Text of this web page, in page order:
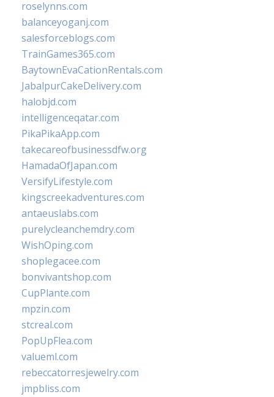
roselynns.com
balanceyoganj.com
salesforceblogs.com
TrainGames365.com
BaytownEvaCationRentals.com
JabalpurCakeDelivery.com
halobjd.com
intelligenceqatar.com
PikaPikaApp.com
takecareofbusinessdfw.org
HamadaOfJapan.com
VersifyLifestyle.com
kingscreekadventures.com
antaeuslabs.com
purelycleanchemdry.com
WishOping.com
shoplegacee.com
bonvivantshop.com
CupPlante.com
mpzin.com
stcreal.com
PopUpFlea.com
valueml.com
rebeccatorresjewelry.com
jmpbliss.com